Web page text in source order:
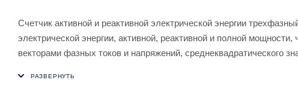
Счетчик активной и реактивной электрической энергии
электрической энергии, активной, реактивной и полной
векторами фазных токов и напряжений, среднеквадратического